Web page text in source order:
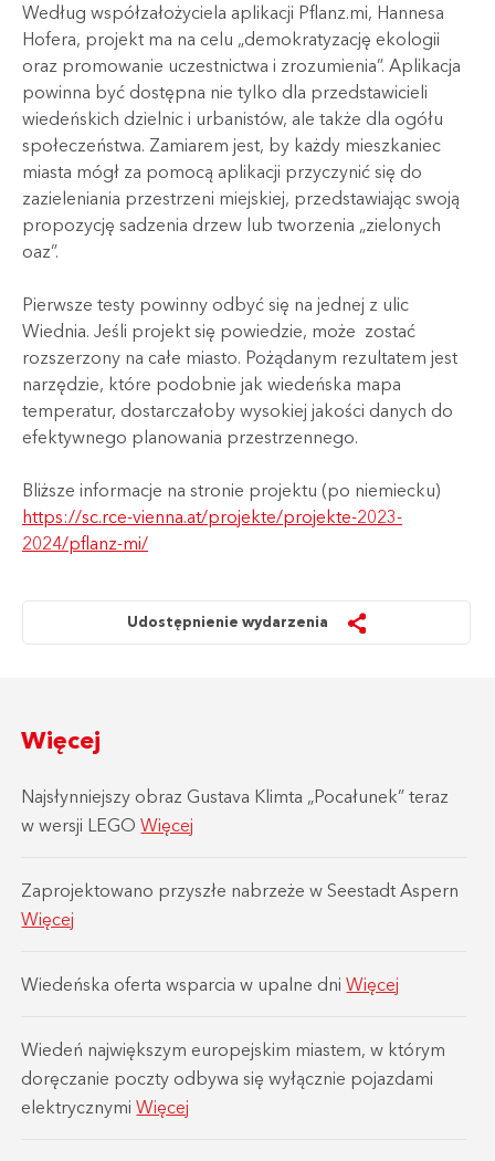
Według współzałożyciela aplikacji Pflanz.mi, Hannesa
Hofera, projekt ma na celu „demokratyzację ekologii
oraz promowanie uczestnictwa i zrozumienia”. Aplikacja
powinna być dostępna nie tylko dla przedstawicieli
wiedeńskich dzielnic i urbanistów, ale także dla ogółu
społeczeństwa. Zamiarem jest, by każdy mieszkaniec
miasta mógł za pomocą aplikacji przyczynić się do
zazieleniania przestrzeni miejskiej, przedstawiając swoją
propozycję sadzenia drzew lub tworzenia „zielonych
oaz”.
Pierwsze testy powinny odbyć się na jednej z ulic
Wiednia. Jeśli projekt się powiedzie, może zostać
rozszerzony na całe miasto. Pożądanym rezultatem jest
narzędzie, które podobnie jak wiedeńska mapa
temperatur, dostarczałoby wysokiej jakości danych do
efektywnego planowania przestrzennego.
Bliższe informacje na stronie projektu (po niemiecku)
https://sc.rce-vienna.at/projekte/projekte-2023-
2024/pflanz-mi/
Udostępnienie wydarzenia
Więcej
Najsłynniejszy obraz Gustava Klimta „Pocałunek” teraz
w wersji LEGOWięcej
Zaprojektowano przyszłe nabrzeże w Seestadt Aspern
Więcej
Wiedeńska oferta wsparcia w upalne dniWięcej
Wiedeń największym europejskim miastem, w którym
doręczanie poczty odbywa się wyłącznie pojazdami
elektrycznymiWięcej